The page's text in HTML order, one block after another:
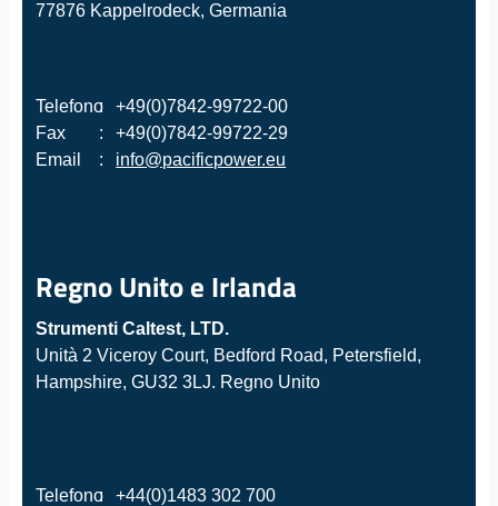
77876 Kappelrodeck, Germania
Telefono
:
+49(0)7842-99722-00
Fax
:
+49(0)7842-99722-29
Email
: info@pacificpower.eu
Regno Unito e Irlanda
Strumenti Caltest, LTD.
Unità 2 Viceroy Court, Bedford Road, Petersfield,
Hampshire, GU32 3LJ. Regno Unito
Telefono
:
+44(0)1483 302 700